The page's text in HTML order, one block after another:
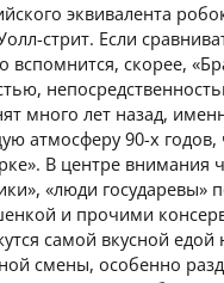
эквивалента
стрит. Если
вспомнится, скорее,
много лет назад,
атмосферу 90-х
В центре внимания
«люди государевы»
и прочими
самой вкусной едой
смены, особенно